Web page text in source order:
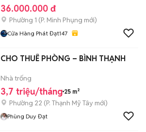
36.000.000 đ
Phường 1 (P. Minh Phụng mới)
Cửa Hàng Phát Đạt147
CHO THUÊ PHÒNG – BÌNH THẠNH
Nhà trống
3,7 triệu/tháng 25 m²
Phường 22 (P. Thạnh Mỹ Tây mới)
Phùng Duy Đạt